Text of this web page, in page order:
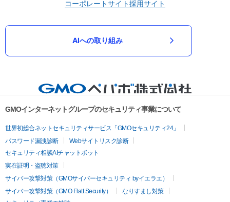
コーポレートサイト採用サイト
AIへの取り組み
GMOインターネットグループのセキュリティ事業について
世界初総合ネットセキュリティサービス「GMOセキュリティ24」
パスワード漏洩診断
Webサイトリスク診断
セキュリティ相談AIチャットボット
実在証明・盗聴対策
サイバー攻撃対策（GMOサイバーセキュリティ byイエラエ）
サイバー攻撃対策（GMO Flatt Security）
なりすまし対策